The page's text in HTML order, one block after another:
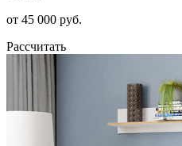
от 45 000 руб.
Рассчитать